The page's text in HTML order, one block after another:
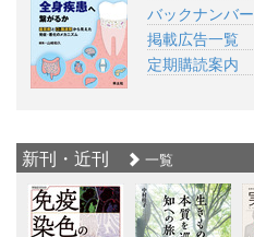
バックナンバー
掲載広告一覧
定期購読案内
新刊・近刊 一覧